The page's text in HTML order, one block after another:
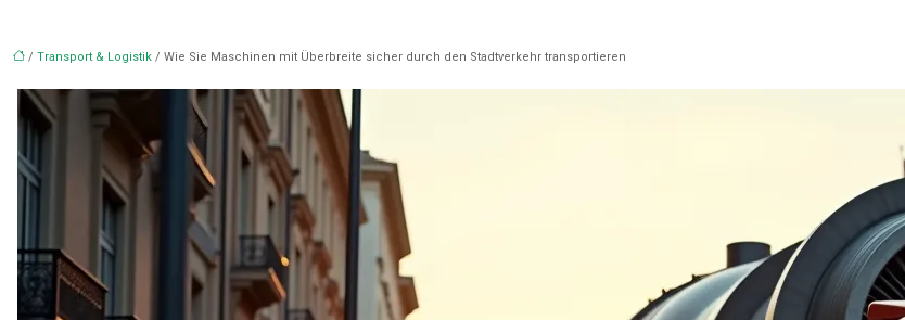
/ Transport & Logistik / Wie Sie Maschinen mit Überbreite sicher durch den Stadtverkehr transportieren